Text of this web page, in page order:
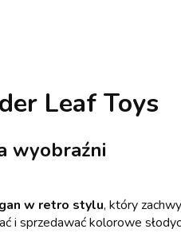
Leaf Toys
wyobraźni
w retro stylu, który
i sprzedawać kolorowe